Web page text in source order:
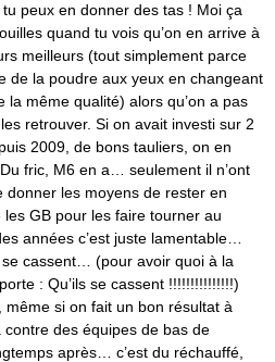
tu peux en donner des tas ! Moi ça
quand tu vois qu’on en arrive à
meilleurs (tout simplement parce
de la poudre aux yeux en changeant
la même qualité) alors qu’on a pas
retrouver. Si on avait investi sur 2
2009, de bons tauliers, on en
fric, M6 en a… seulement il n’ont
donner les moyens de rester en
GB pour les faire tourner au
années c’est juste lamentable…
se cassent… (pour avoir quoi à la
: Qu’ils se cassent !!!!!!!!!!!!!!!)
même si on fait un bon résultat à
contre des équipes de bas de
après… c’est du réchauffé,